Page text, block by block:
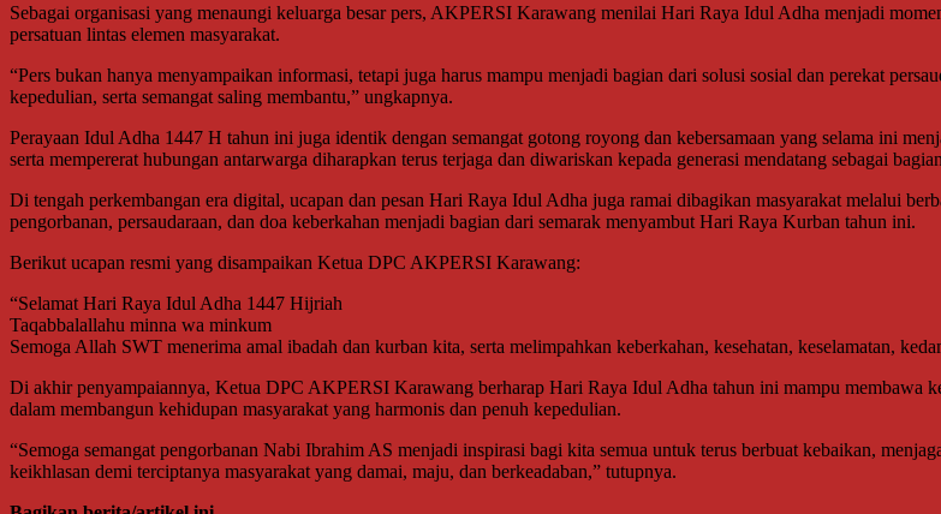
Sebagai organisasi yang menaungi keluarga besar pers, AKPERSI Karawang menilai Hari Raya Idul Adha menjadi
persatuan lintas elemen masyarakat.
“Pers bukan hanya menyampaikan informasi, tetapi juga harus mampu menjadi bagian dari solusi sosial dan perekat
kepedulian, serta semangat saling membantu,” ungkapnya.
Perayaan Idul Adha 1447 H tahun ini juga identik dengan semangat gotong royong dan kebersamaan yang selama ini
serta mempererat hubungan antarwarga diharapkan terus terjaga dan diwariskan kepada generasi mendatang sebagai
Di tengah perkembangan era digital, ucapan dan pesan Hari Raya Idul Adha juga ramai dibagikan masyarakat melalui
pengorbanan, persaudaraan, dan doa keberkahan menjadi bagian dari semarak menyambut Hari Raya Kurban tahun ini.
Berikut ucapan resmi yang disampaikan Ketua DPC AKPERSI Karawang:
“Selamat Hari Raya Idul Adha 1447 Hijriah
Taqabbalallahu minna wa minkum
Semoga Allah SWT menerima amal ibadah dan kurban kita, serta melimpahkan keberkahan, kesehatan, keselamatan,
Di akhir penyampaiannya, Ketua DPC AKPERSI Karawang berharap Hari Raya Idul Adha tahun ini mampu membawa
dalam membangun kehidupan masyarakat yang harmonis dan penuh kepedulian.
“Semoga semangat pengorbanan Nabi Ibrahim AS menjadi inspirasi bagi kita semua untuk terus berbuat kebaikan,
keikhlasan demi terciptanya masyarakat yang damai, maju, dan berkeadaban,” tutupnya.